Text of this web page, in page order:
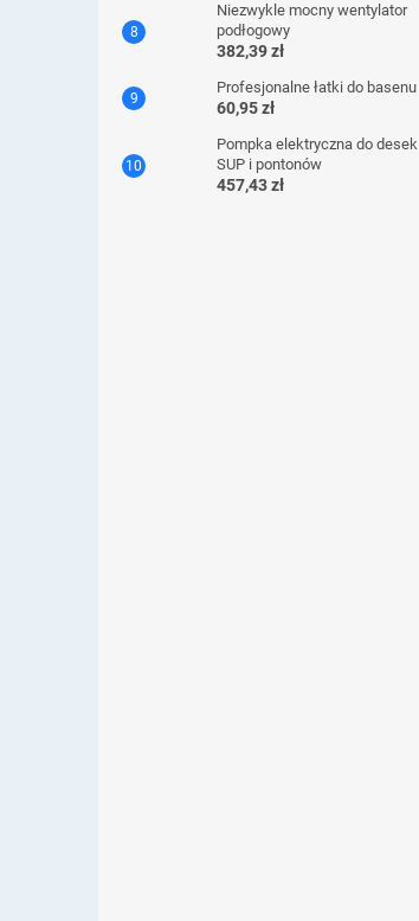
Niezwykle mocny wentylator
podłogowy
382,39 zł
Profesjonalne łatki do basenu
60,95 zł
Pompka elektryczna do desek
SUP i pontonów
457,43 zł